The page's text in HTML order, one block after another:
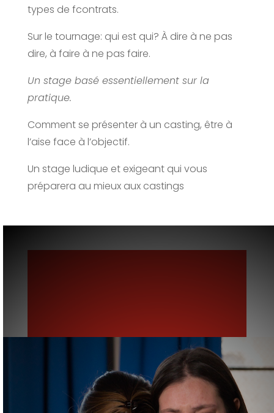
types de fcontrats.
Sur le tournage: qui est qui? À dire à ne pas
dire, à faire à ne pas faire.
Un stage basé essentiellement sur la
pratique.
Comment se présenter à un casting, être à
l’aise face à l’objectif.
Un stage ludique et exigeant qui vous
préparera au mieux aux castings